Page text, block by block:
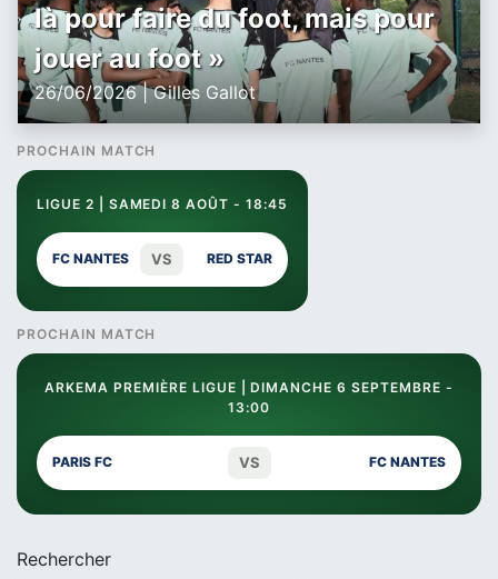
là pour faire du foot, mais pour
jouer au foot »
26/06/2026 | Gilles Gallot
PROCHAIN MATCH
LIGUE 2 | SAMEDI 8 AOÛT - 18:45
FC NANTES VS RED STAR
PROCHAIN MATCH
ARKEMA PREMIÈRE LIGUE | DIMANCHE 6 SEPTEMBRE -
13:00
PARIS FC VS FC NANTES
Rechercher